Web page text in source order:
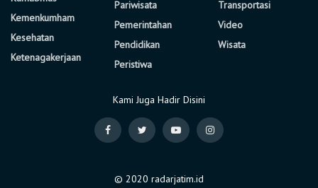
Kemenkumham
Kesehatan
Ketenagakerjaan
Pariwisata
Pemerintahan
Pendidikan
Peristiwa
Transportasi
Video
Wisata
Kami Juga Hadir Disini
© 2020 radarjatim.id